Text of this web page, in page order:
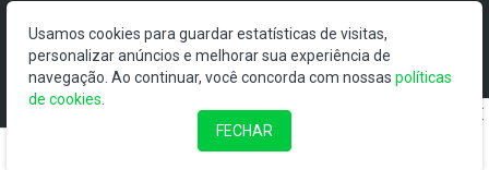
O Money Times publica matérias de cunho jornalístico, que
visam a democratização da informação. Nossas
publicações devem ser compreendidas como boletins
anunciadores e divulgadores, e não como uma
Usamos cookies para guardar estatísticas de visitas,
personalizar anúncios e melhorar sua experiência de
navegação. Ao continuar, você concorda com nossas políticas
de cookies
FECHAR